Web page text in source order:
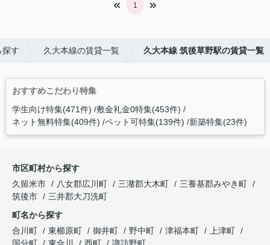
1
探す 久大本線の賃貸一覧 久大本線 筑後草野駅の賃貸一覧
おすすめこだわり特集
学生向け特集(471件) 敷金礼金0特集(453件)
ネット無料特集(409件) ペット可特集(139件) 新築特集(23件)
市区町村から探す
久留米市
八女郡広川町 三潴郡大木町
三養基郡みやき町
筑後市
三井郡大刀洗町
町名から探す
合川町
東櫛原町 御井町 野中町 津福本町
上津町